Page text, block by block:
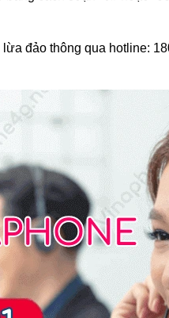
đảo thông qua hotline: